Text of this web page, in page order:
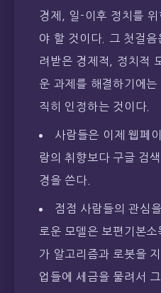
경제, 일-이후 정치를
야 할 것이다. 그 첫걸
려받은 경제적, 정치적
운 과제를 해결하기에
직히 인정하는 것이다.
사람들은 이제 웹페
람의 취향보다 구글 검
경을 쓴다.
점점 사람들의 관심
로운 모델은 보편기본
가 알고리즘과 로봇을
업들에 세금을 물려서